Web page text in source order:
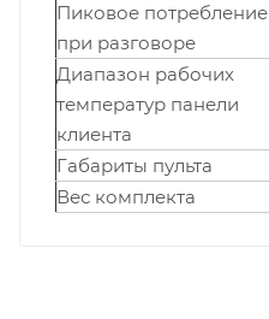
Пиковое потребление
при разговоре
Диапазон рабочих
температур панели
клиента
Габариты пульта
Вес комплекта